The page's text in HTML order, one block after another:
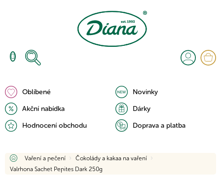
Oblíbené
Novinky
Akční nabídka
Dárky
Hodnocení obchodu
Doprava a platba
Domů
Vaření a pečení
Čokolády a kakaa na vaření
Valrhona Sachet Pepites Dark 250g